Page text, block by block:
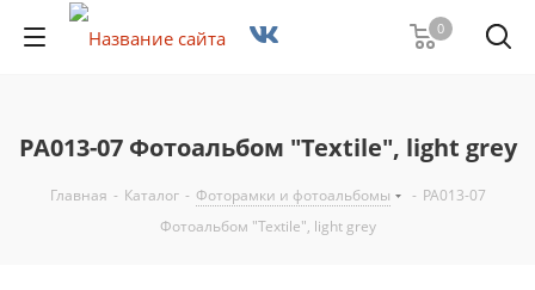
0
PA013-07 Фотоальбом "Textile", light grey
Главная - Каталог - Фоторамки и фотоальбомы - PA013-07
Фотоальбом "Textile", light grey